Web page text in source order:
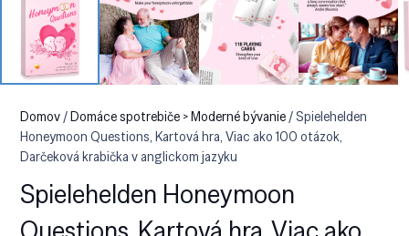
Domov/Domáce spotrebiče > Moderné bývanie/ Spielehelden
Honeymoon Questions, Kartová hra, Viac ako 100 otázok,
Darčeková krabička v anglickom jazyku
Spielehelden Honeymoon